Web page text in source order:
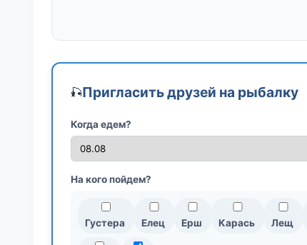
🎣Пригласить друзей на рыбалку
Когда едем?
На кого пойдем?
Густера Елец Ерш Карась Лещ